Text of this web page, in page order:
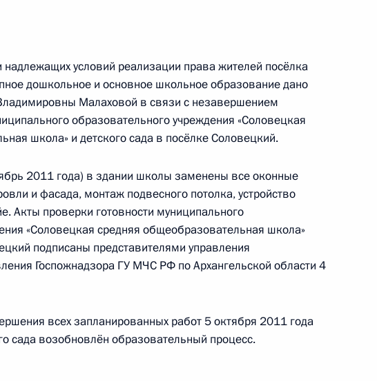
Бен
Телефонный разговор с командиром
76-й гвардейской десантно-
штурмовой дивизии ВДВ гвардии
полковником Абдулазизом
6 августа 2026 года, 20:50
VIII
XII
Встреча с председателем Союза
театральных деятелей России
надлежащих условий реализации права жителей посёлка
дошкольное и основное школьное образование дано
Малаховой в связи с незавершением
образовательного учреждения «Соловецкая
школа» и детского сада в посёлке Соловецкий.
2011 года) в здании школы заменены все оконные
и фасада, монтаж подвесного потолка, устройство
Акты проверки готовности муниципального
«Соловецкая средняя общеобразовательная школа»
подписаны представителями управления
Госпожнадзора ГУ МЧС РФ по Архангельской области 4
всех запланированных работ 5 октября 2011 года
сада возобновлён образовательный процесс.